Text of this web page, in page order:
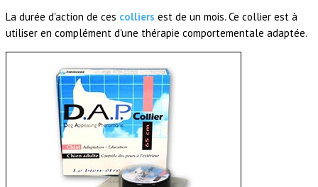
La durée d'action de ces colliers est de un mois. Ce collier est à
utiliser en complément d'une thérapie comportementale adaptée.